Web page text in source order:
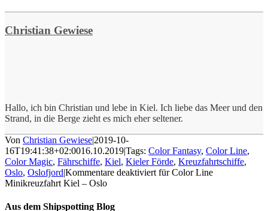
Christian Gewiese
Hallo, ich bin Christian und lebe in Kiel. Ich liebe das Meer und den
Strand, in die Berge zieht es mich eher seltener.
Von Christian Gewiese|2019-10-
16T19:41:38+02:0016.10.2019|Tags: Color Fantasy, Color Line,
Color Magic, Fährschiffe, Kiel, Kieler Förde, Kreuzfahrtschiffe,
Oslo, Oslofjord|Kommentare deaktiviert für Color Line
Minikreuzfahrt Kiel – Oslo
Aus dem Shipspotting Blog